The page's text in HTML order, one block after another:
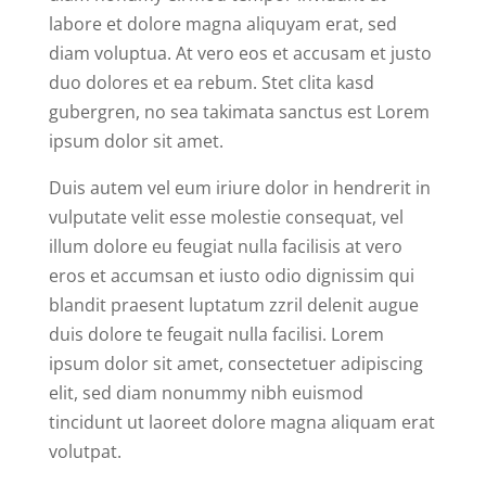
labore et dolore magna aliquyam erat, sed
diam voluptua. At vero eos et accusam et justo
duo dolores et ea rebum. Stet clita kasd
gubergren, no sea takimata sanctus est Lorem
ipsum dolor sit amet.
Duis autem vel eum iriure dolor in hendrerit in
vulputate velit esse molestie consequat, vel
illum dolore eu feugiat nulla facilisis at vero
eros et accumsan et iusto odio dignissim qui
blandit praesent luptatum zzril delenit augue
duis dolore te feugait nulla facilisi. Lorem
ipsum dolor sit amet, consectetuer adipiscing
elit, sed diam nonummy nibh euismod
tincidunt ut laoreet dolore magna aliquam erat
volutpat.